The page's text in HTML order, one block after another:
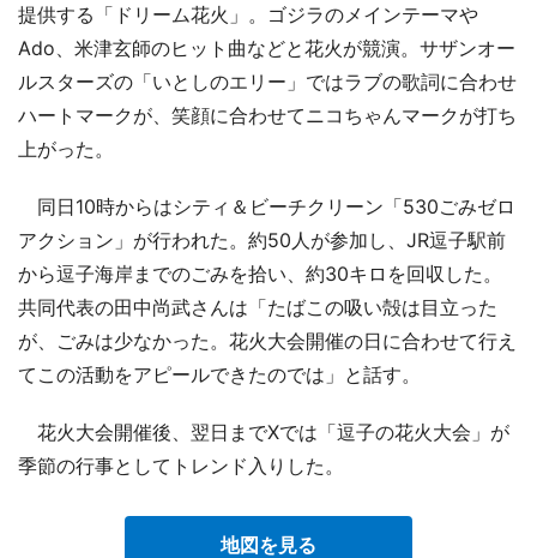
提供する「ドリーム花火」。ゴジラのメインテーマや
Ado、米津玄師のヒット曲などと花火が競演。サザンオー
ルスターズの「いとしのエリー」ではラブの歌詞に合わせ
ハートマークが、笑顔に合わせてニコちゃんマークが打ち
上がった。
同日10時からはシティ＆ビーチクリーン「530ごみゼロ
アクション」が行われた。約50人が参加し、JR逗子駅前
から逗子海岸までのごみを拾い、約30キロを回収した。
共同代表の田中尚武さんは「たばこの吸い殻は目立った
が、ごみは少なかった。花火大会開催の日に合わせて行え
てこの活動をアピールできたのでは」と話す。
花火大会開催後、翌日までXでは「逗子の花火大会」が
季節の行事としてトレンド入りした。
地図を見る